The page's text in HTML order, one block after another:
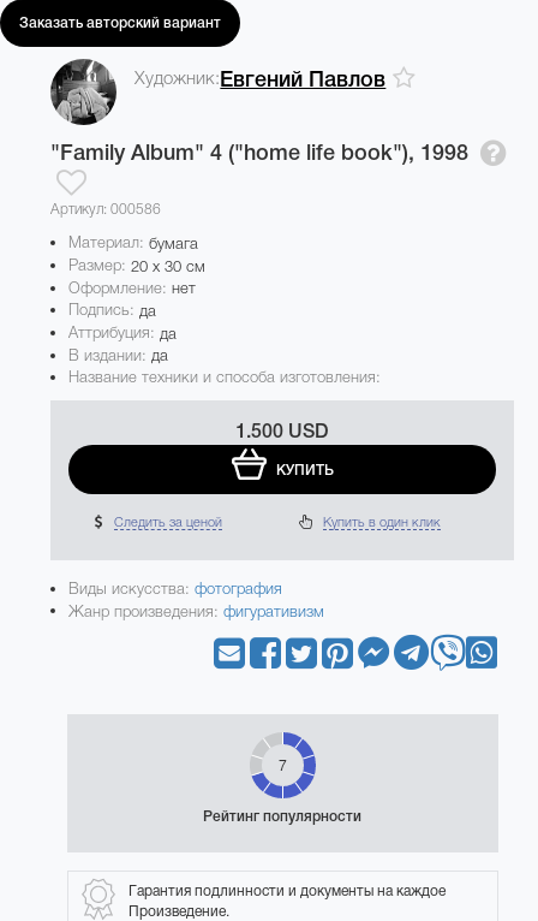
Заказать авторский вариант
Художник: Евгений Павлов
"Family Album" 4 ("home life book"), 1998
Артикул: 000586
Материал: бумага
Размер: 20 x 30 см
Оформление:нет
Подпись: да
Аттрибуция: да
В издании: да
Название техники и способа изготовления:
1.500 USD
КУПИТЬ
Следить за ценой Купить в один клик
Виды искусства:фотография
Жанр произведения: фигуративизм
7
Рейтинг популярности
Гарантия подлинности и документы на каждое
Произведение.